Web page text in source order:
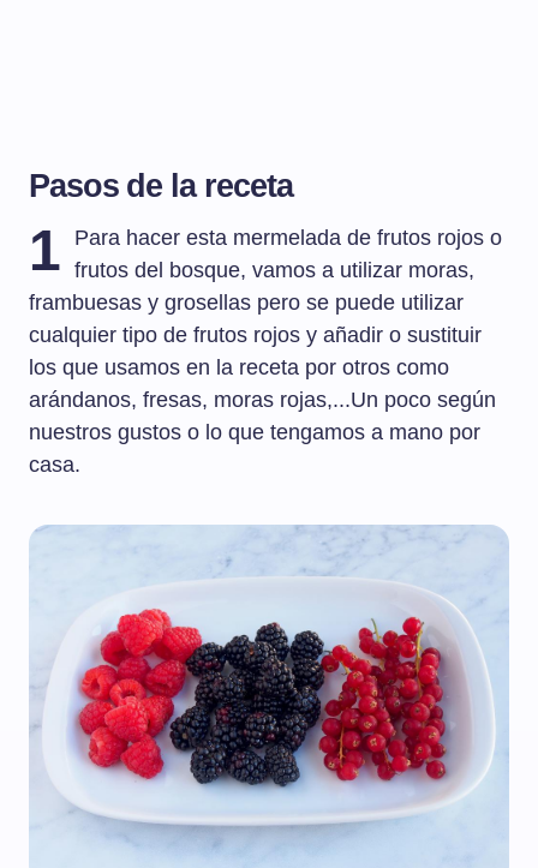
Pasos de la receta
1
Para hacer esta mermelada de frutos rojos o
frutos del bosque, vamos a utilizar moras,
frambuesas y grosellas pero se puede utilizar
cualquier tipo de frutos rojos y añadir o sustituir
los que usamos en la receta por otros como
arándanos, fresas, moras rojas,...Un poco según
nuestros gustos o lo que tengamos a mano por
casa.